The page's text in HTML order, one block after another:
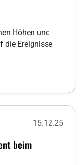
Höhen und
die Ereignisse
15.12.25
beim